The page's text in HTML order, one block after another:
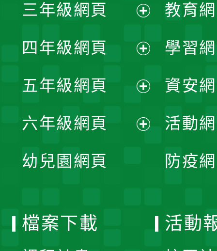
選
單
開
選
單
三年級網頁
開
選
單
四年級網頁
開
選
五年級網頁
開
六年級網頁
幼兒園網頁
教育
學習
資安
活動
防疫
檔案下載 活動